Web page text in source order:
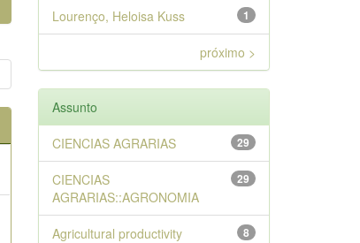
1
Lourenço, Heloisa Kuss
próximo >
Assunto
29
CIENCIAS AGRARIAS
29
CIENCIAS
AGRARIAS::AGRONOMIA
8
Agricultural productivity